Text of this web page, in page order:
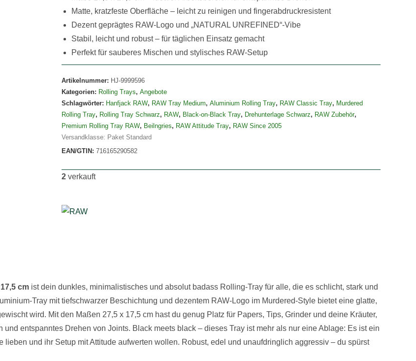
Matte, kratzfeste Oberfläche – leicht zu reinigen und fingerabdruckresistent
Dezent geprägtes RAW-Logo und „NATURAL UNREFINED“-Vibe
Stabil, leicht und robust – für täglichen Einsatz gemacht
Perfekt für sauberes Mischen und stylisches RAW-Setup
Artikelnummer: HJ-9999596
Kategorien: Rolling Trays, Angebote
Schlagwörter: Hanfjack RAW, RAW Tray Medium, Aluminium Rolling Tray, RAW Classic Tray, Murdered
Rolling Tray, Rolling Tray Schwarz, RAW, Black-on-Black Tray, Drehunterlage Schwarz, RAW Zubehör,
Premium Rolling Tray RAW, Beilngries, RAW Attitude Tray, RAW Since 2005
Versandklasse: Paket Standard
EAN/GTIN: 716165290582
2 verkauft
cm ist dein dunkles, minimalistisches und absolut badass Rolling-Tray für alle, die es schlicht, stark und
Tray mit tiefschwarzer Beschichtung und dezentem RAW-Logo im Murdered-Style bietet eine glatte,
wird. Mit den Maßen 27,5 x 17,5 cm hast du genug Platz für Papers, Tips, Grinder und deine Kräuter,
entspanntes Drehen von Joints. Black meets black – dieses Tray ist mehr als nur eine Ablage: Es ist ein
und ihr Setup mit Attitude aufwerten wollen. Robust, edel und unaufdringlich aggressiv – du spürst